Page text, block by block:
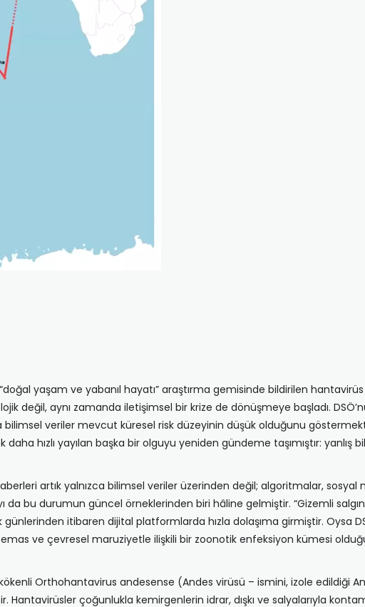
yaşam ve yabanıl hayatı” araştırma gemisinde bildirilen
değil, aynı zamanda iletişimsel bir krize de dönüşmeye başladı.
bilimsel veriler mevcut küresel risk düzeyinin düşük olduğunu
hızlı yayılan başka bir olguyu yeniden gündeme taşımıştır: yanlış
artık yalnızca bilimsel veriler üzerinden değil; algoritmalar,
da bu durumun güncel örneklerinden biri hâline gelmiştir. “Gizemli
günlerinden itibaren dijital platformlarda hızla dolaşıma girmiştir. Oysa
temas ve çevresel maruziyetle ilişkili bir zoonotik enfeksiyon kümesi
Orthohantavirus andesense (Andes virüsü – ismini, izole edildiği
Hantavirüsler çoğunlukla kemirgenlerin idrar, dışkı ve salyalarıyla